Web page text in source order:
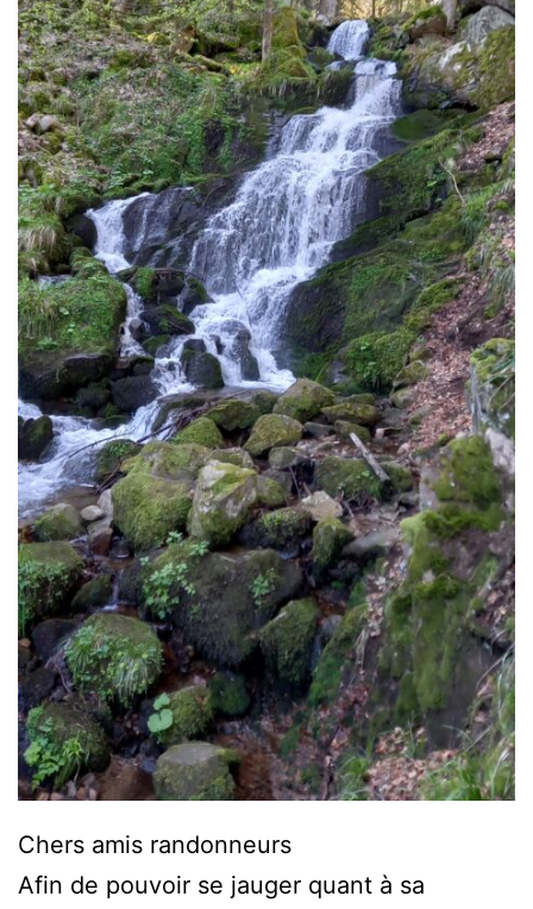
Chers amis randonneurs
Afin de pouvoir se jauger quant à sa